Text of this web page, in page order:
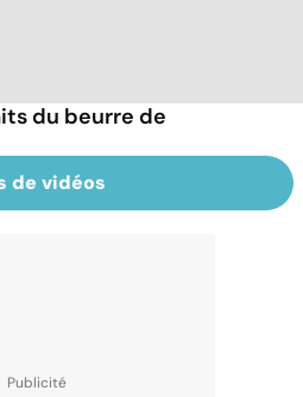
du beurre de
de vidéos